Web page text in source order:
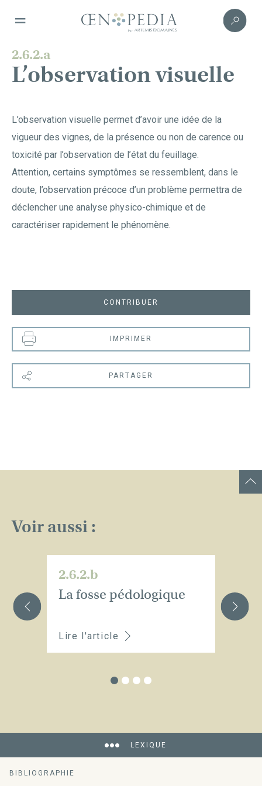
2.6.2.a
L’observation visuelle
L’observation visuelle permet d’avoir une idée de la
vigueur des vignes, de la présence ou non de carence ou
toxicité par l’observation de l’état du feuillage.
Attention, certains symptômes se ressemblent, dans le
doute, l’observation précoce d’un problème permettra de
déclencher une analyse physico-chimique et de
caractériser rapidement le phénomène.
CONTRIBUER
IMPRIMER
PARTAGER
Voir aussi :
2.6.2.b
La fosse pédologique
Lire l'article
LEXIQUE
BIBLIOGRAPHIE